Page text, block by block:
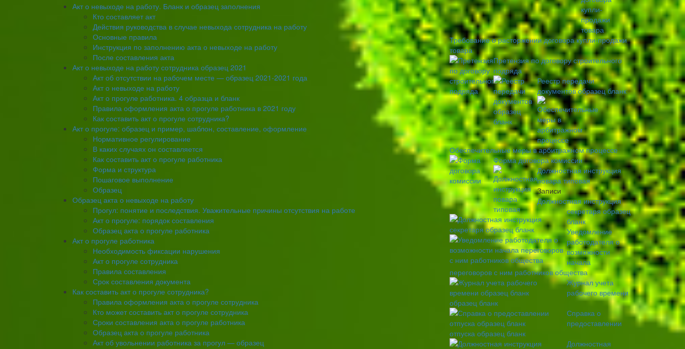
Акт о невыходе на работу. Бланк и образец заполнения
Кто составляет акт
Действия руководства в случае невыхода сотрудника на работу
Основные правила
Инструкция по заполнению акта о невыходе на работу
После составления акта
Акт о невыходе на работу сотрудника образец 2021
Акт об отсутствии на рабочем месте — образец 2021-2021 года
Акт о невыходе на работу
Акт о прогуле работника. 4 образца и бланк
Правила оформления акта о прогуле работника в 2021 году
Как составить акт о прогуле сотрудника?
Акт о прогуле: образец и пример, шаблон, составление, оформление
Нормативное регулирование
В каких случаях он составляется
Как составить акт о прогуле работника
Форма и структура
Пошаговое выполнение
Образец
Образец акта о невыходе на работу
Прогул: понятие и последствия. Уважительные причины отсутствия на работе
Акт о прогуле: порядок составления
Образец акта о прогуле работника
Акт о прогуле работника
Необходимость фиксации нарушения
Акт о прогуле сотрудника
Правила составления
Срок составления документа
Как составить акт о прогуле сотрудника?
Правила оформления акта о прогуле сотрудника
Кто может составить акт о прогуле сотрудника
Сроки составления акта о прогуле работника
Образец акта о прогуле работника
Акт об увольнении работника за прогул — образец
Требование о расторжении договора купли-продажи
товара
Претензия по договору строительного
подряда
Реестр передачи
документов образец бланк
Обеспечительные меры в арбитражном процессе
Форма договора комиссии
Должностная инструкция
повара типовая
Записи
Должностная инструкция
секретаря образец
бланк
Уведомление
работодателя о
возможности
начала
переговоров с ним работников общества
Журнал учета
рабочего времени
образец бланк
Справка о
предоставлении
отпуска образец бланк
Должностная